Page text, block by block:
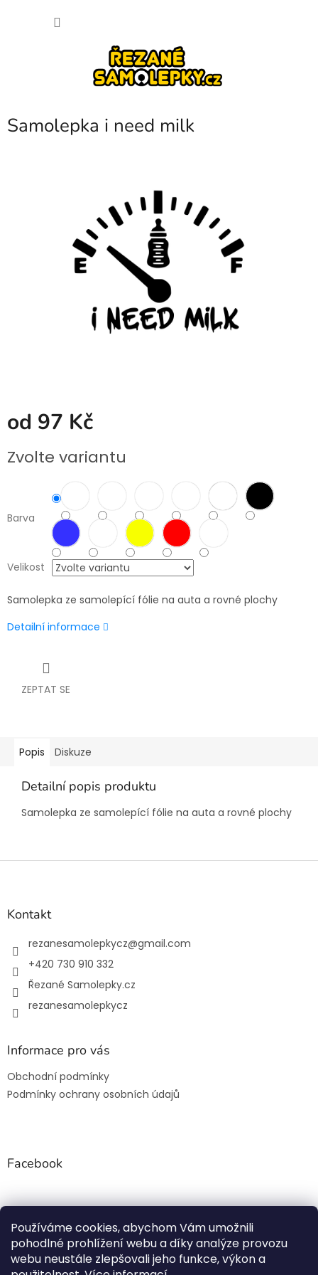
Používáme cookies, abychom Vám umožnili
pohodlné prohlížení webu a díky analýze provozu
webu neustále zlepšovali jeho funkce, výkon a
Samolepka i need milk
od 97 Kč
cena:
Zvolte variantu
Barva
Velikost
Samolepka ze samolepící fólie na auta a rovné plochy
Detailní informace
ZEPTAT SE
Popis Diskuze
Detailní popis produktu
Samolepka ze samolepící fólie na auta a rovné plochy
Z
Kontakt
rezanesamolepkycz@gmail.com
+420 730 910 332
Řezané Samolepky.cz
rezanesamolepkycz
Informace pro vás
Obchodní podmínky
Podmínky ochrany osobních údajů
Facebook
Rezanesamolepky.cz